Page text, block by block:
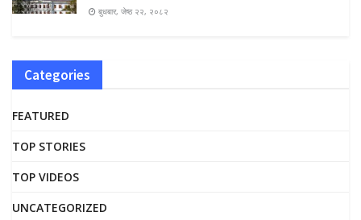
बुधबार, जेष्ठ २२, २०८२
Categories
FEATURED
TOP STORIES
TOP VIDEOS
UNCATEGORIZED